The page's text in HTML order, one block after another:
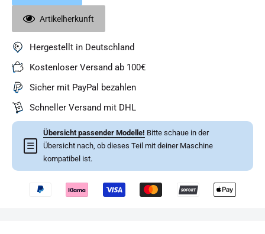
Artikelherkunft
Hergestellt in Deutschland
Kostenloser Versand ab 100€
Sicher mit PayPal bezahlen
Schneller Versand mit DHL
☰
Übersicht passender Modelle! Bitte schaue in der
Übersicht nach, ob dieses Teil mit deiner Maschine
kompatibel ist.